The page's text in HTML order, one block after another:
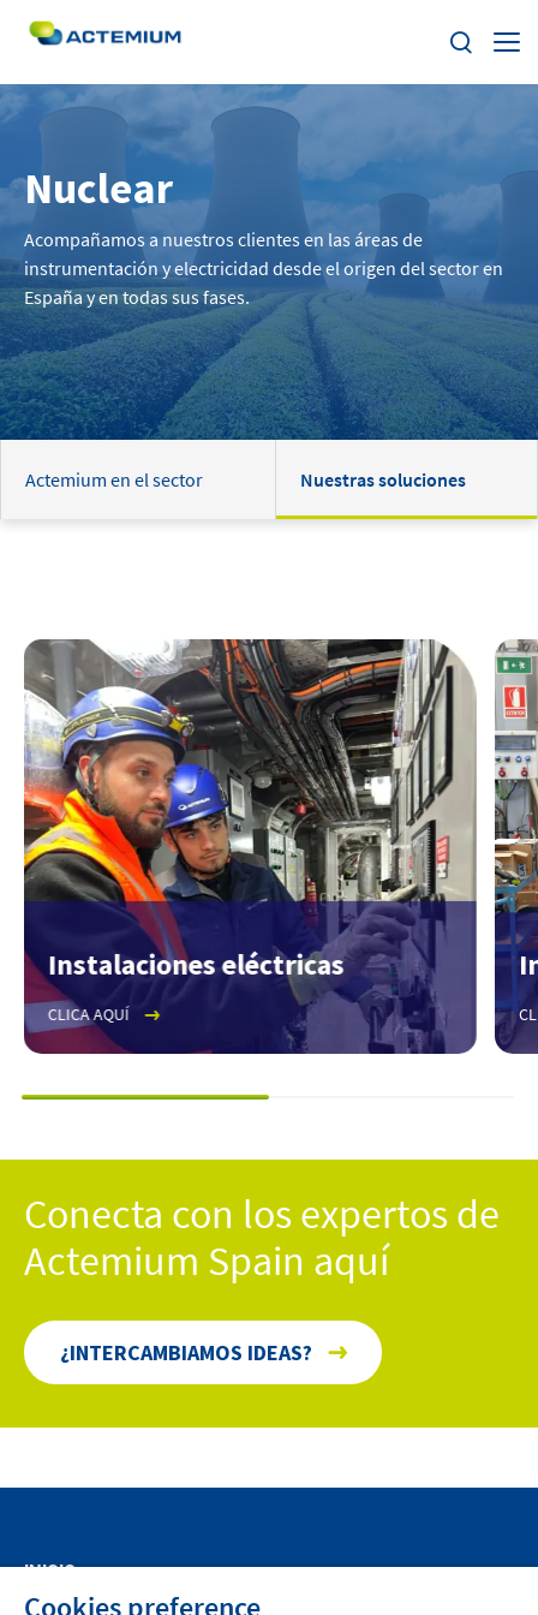
Sobre Actemium
Soluciones
Segmentos
Nuestra Red
ESG
Noticias
Contacto
linkedintwitterinstagramyoutube
Nuclear
Acompañamos a nuestros clientes en las áreas de
instrumentación y electricidad desde el origen del sector en
España y en todas sus fases.
Actemium en el sector Nuestras soluciones
Instalaciones eléctricas
CLICA AQUÍ
Conecta con los expertos de
Actemium Spain aquí
¿INTERCAMBIAMOS IDEAS?
INICIO
Cookies preference